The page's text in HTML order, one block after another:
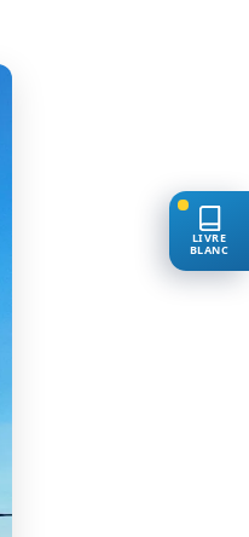
LIVRE
BLANC